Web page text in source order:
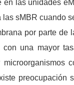
las unidades
sMBR cuando
por parte de
una mayor